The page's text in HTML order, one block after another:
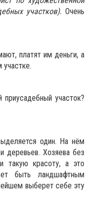
участков). Очень
платят им деньги, а
участок?
один. На нём
деревьев. Хозяева без
такую красоту, а это
быть ландшафтным
выберет себе эту